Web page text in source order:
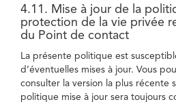
4.11. Mise à jour de la
protection de la vie privée
du Point de contact
La présente politique est
d’éventuelles mises à jour. Vous
consulter la version la plus récente
politique mise à jour sera toujours